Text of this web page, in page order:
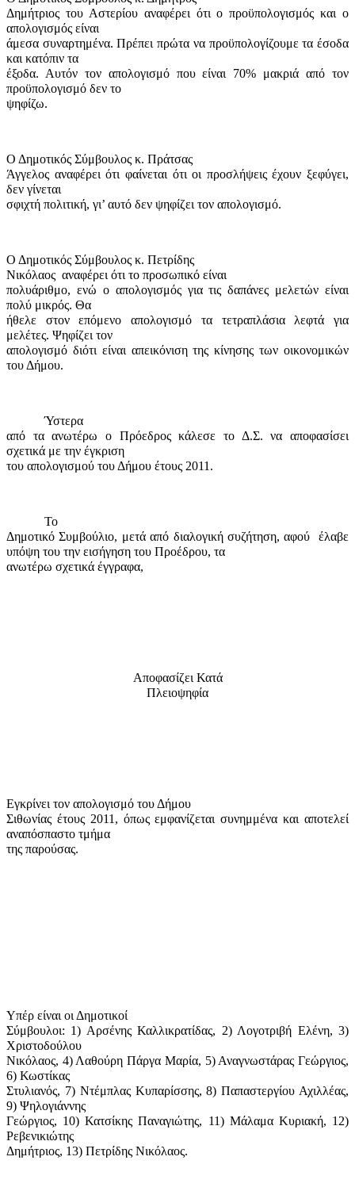
Δημήτριος του Αστερίου αναφέρει ότι ο προϋπολογισμός και ο
απολογισμός είναι
άμεσα συναρτημένα. Πρέπει πρώτα να προϋπολογίζουμε τα έσοδα
και κατόπιν τα
έξοδα. Αυτόν τον απολογισμό που είναι 70% μακριά από τον
προϋπολογισμό δεν το
ψηφίζω.
Ο Δημοτικός Σύμβουλος κ. Πράτσας
Άγγελος αναφέρει ότι φαίνεται ότι οι προσλήψεις έχουν ξεφύγει,
δεν γίνεται
σφιχτή πολιτική, γι’ αυτό δεν ψηφίζει τον απολογισμό.
Ο Δημοτικός Σύμβουλος κ. Πετρίδης
Νικόλαος αναφέρει ότι το προσωπικό είναι
πολυάριθμο, ενώ ο απολογισμός για τις δαπάνες μελετών είναι
πολύ μικρός. Θα
ήθελε στον επόμενο απολογισμό τα τετραπλάσια λεφτά για
μελέτες. Ψηφίζει τον
απολογισμό διότι είναι απεικόνιση της κίνησης των οικονομικών
του Δήμου.
Ύστερα
από τα ανωτέρω ο Πρόεδρος κάλεσε το Δ.Σ. να αποφασίσει
σχετικά με την έγκριση
του απολογισμού του Δήμου έτους 2011.
Το
Δημοτικό Συμβούλιο, μετά από διαλογική συζήτηση, αφού
έλαβε
υπόψη του την εισήγηση του Προέδρου, τα
ανωτέρω σχετικά έγγραφα,
Αποφασίζει Κατά
Πλειοψηφία
Εγκρίνει τον απολογισμό του Δήμου
Σιθωνίας έτους 2011, όπως εμφανίζεται συνημμένα και αποτελεί
αναπόσπαστο τμήμα
της παρούσας.
Υπέρ είναι οι Δημοτικοί
Σύμβουλοι: 1) Αρσένης Καλλικρατίδας, 2) Λογοτριβή Ελένη, 3)
Χριστοδούλου
Νικόλαος, 4) Λαθούρη Πάργα Μαρία, 5) Αναγνωστάρας Γεώργιος,
6) Κωστίκας
Στυλιανός, 7) Ντέμπλας Κυπαρίσσης, 8) Παπαστεργίου Αχιλλέας,
9) Ψηλογιάννης
Γεώργιος, 10) Κατσίκης Παναγιώτης, 11) Μάλαμα Κυριακή, 12)
Ρεβενικιώτης
Δημήτριος, 13) Πετρίδης Νικόλαος.